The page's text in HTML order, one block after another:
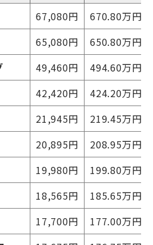
67,080円
670.80万円
65,080円
650.80万円
49,460円
494.60万円
42,420円
424.20万円
21,945円
219.45万円
20,895円
208.95万円
19,980円
199.80万円
18,565円
185.65万円
17,700円
177.00万円